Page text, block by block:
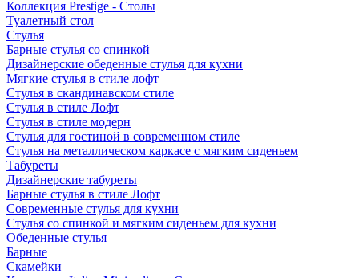
Коллекция Prestige - Столы
Туалетный стол
Стулья
Барные стулья со спинкой
Дизайнерские обеденные стулья для кухни
Мягкие стулья в стиле лофт
Стулья в скандинавском стиле
Стулья в стиле Лофт
Стулья в стиле модерн
Стулья для гостиной в современном стиле
Стулья на металлическом каркасе с мягким сиденьем
Табуреты
Дизайнерские табуреты
Барные стулья в стиле Лофт
Современные стулья для кухни
Стулья со спинкой и мягким сиденьем для кухни
Обеденные стулья
Барные
Скамейки